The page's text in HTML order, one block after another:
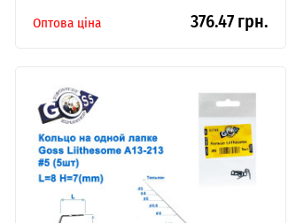
Оптова ціна
376.47 грн.